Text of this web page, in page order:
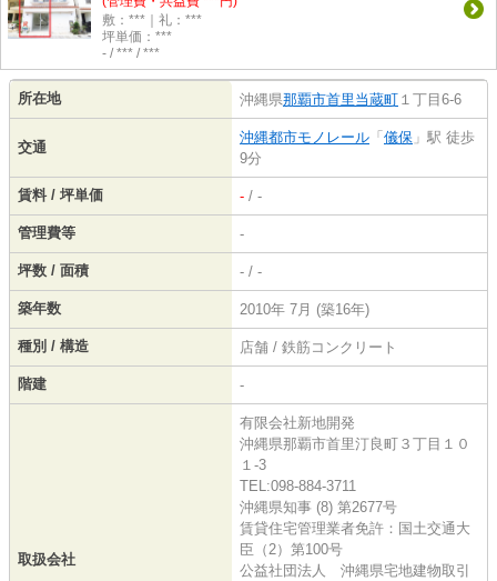
敷：***｜礼：***
坪単価：***
- / *** / ***
所在地 沖縄県那覇市首里当蔵町 １丁目6-6
交通
沖縄都市モノレール 「 儀保 」駅 徒歩
9分
賃料 / 坪単価 - / -
管理費等 -
坪数 / 面積 - / -
築年数 2010年 7月 (築16年)
種別 / 構造 店舗 / 鉄筋コンクリート
階建 -
取扱会社
有限会社新地開発
沖縄県那覇市首里汀良町３丁目１０
１-3
TEL:098-884-3711
沖縄県知事 (8) 第2677号
賃貸住宅管理業者免許：国土交通大
臣（2）第100号
公益社団法人 沖縄県宅地建物取引